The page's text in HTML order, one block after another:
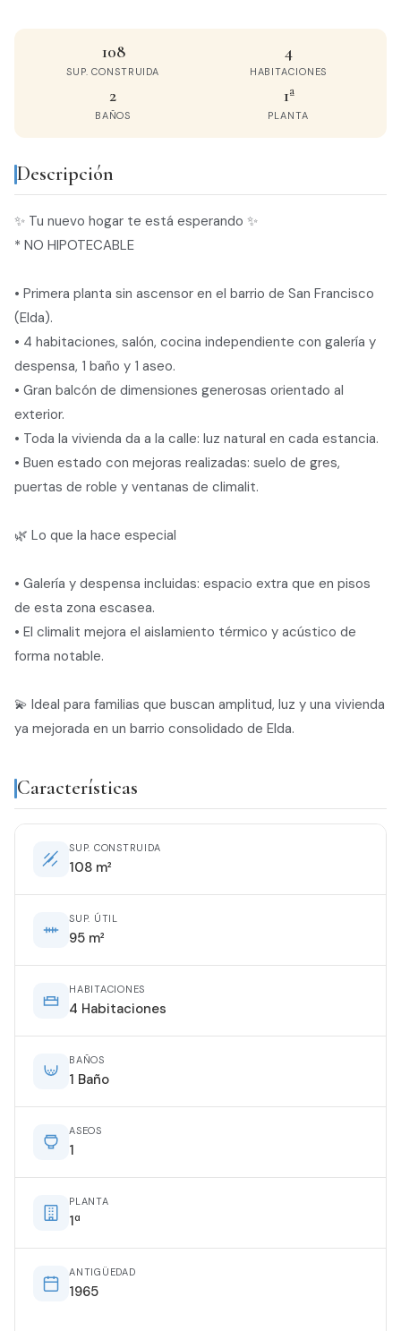
108
SUP. CONSTRUIDA
4
HABITACIONES
2
BAÑOS
1ª
PLANTA
Descripción
✨ Tu nuevo hogar te está esperando ✨
* NO HIPOTECABLE
• Primera planta sin ascensor en el barrio de San Francisco
(Elda).
• 4 habitaciones, salón, cocina independiente con galería y
despensa, 1 baño y 1 aseo.
• Gran balcón de dimensiones generosas orientado al
exterior.
• Toda la vivienda da a la calle: luz natural en cada estancia.
• Buen estado con mejoras realizadas: suelo de gres,
puertas de roble y ventanas de climalit.
🌿 Lo que la hace especial
• Galería y despensa incluidas: espacio extra que en pisos
de esta zona escasea.
• El climalit mejora el aislamiento térmico y acústico de
forma notable.
💫 Ideal para familias que buscan amplitud, luz y una vivienda
ya mejorada en un barrio consolidado de Elda.
Características
SUP. CONSTRUIDA
108 m²
SUP. ÚTIL
95 m²
HABITACIONES
4 Habitaciones
BAÑOS
1 Baño
ASEOS
1
PLANTA
1ª
ANTIGÜEDAD
1965